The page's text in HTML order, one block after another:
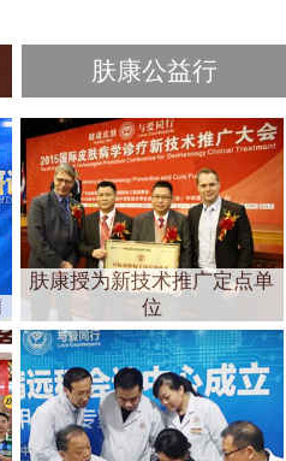
肤康公益行
肤康授为新技术推广定点单
位